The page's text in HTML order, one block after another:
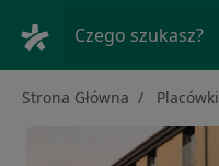
Czego szukasz?
Strona Główna Placówki